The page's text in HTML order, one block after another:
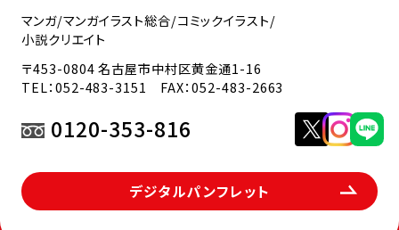
マンガ/マンガイラスト総合/コミックイラスト/
小説クリエイト
〒453-0804 名古屋市中村区黄金通1-16
TEL：052-483-3151 FAX：052-483-2663
0120-353-816
デジタルパンフレット